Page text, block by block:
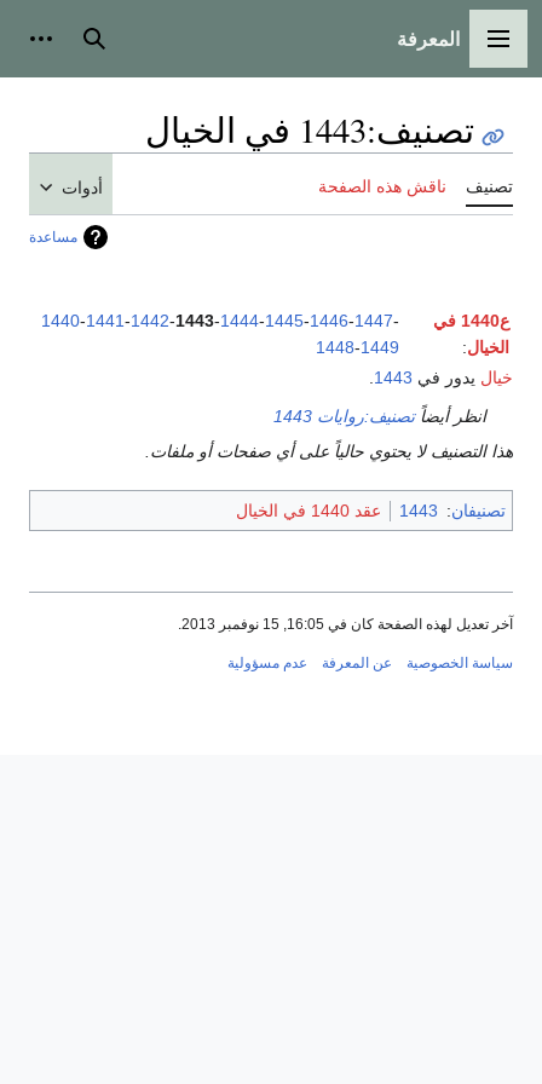
القائمة الرئيسية
المعرفة بحث
تصنيف:1443 في الخيال
تصنيف ناقش هذه الصفحة أدوات
مساعدة
ع1440 في
الخيال:
1440-1441-1442-1443-1444-1445-1446-1447-
1448-1449
خيال يدور في 1443
انظر أيضاًتصنيف:روايات 1443
هذا التصنيف لا يحتوي حالياً على أي صفحات أو ملفات.
تصنيفان:
1443 عقد 1440 في الخيال
آخر تعديل لهذه الصفحة كان في 16:05, 15 نوفمبر 2013.
سياسة الخصوصية عن المعرفة عدم مسؤولية